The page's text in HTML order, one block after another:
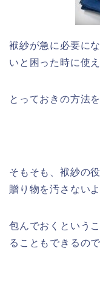
袱紗が急に必要に
いと困った時に使え
とっておきの方法
そもそも、袱紗の
贈り物を汚さない
包んでおくという
ることもできるので